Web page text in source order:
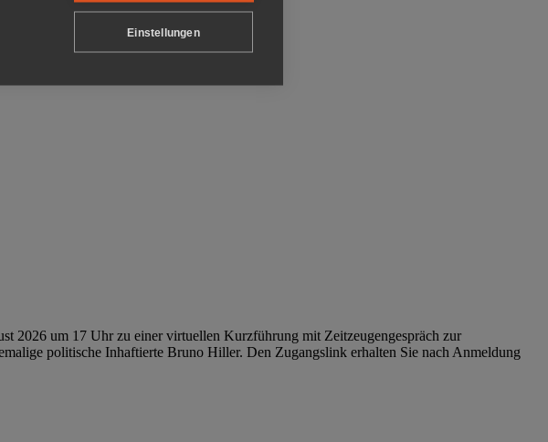
2026 um 17 Uhr zu einer virtuellen Kurzführung mit Zeitzeugengespräch zur
politische Inhaftierte Bruno Hiller. Den Zugangslink erhalten Sie nach Anmeldung
Einstellungen